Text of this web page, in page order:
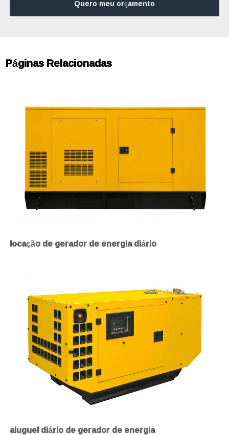
Quero meu orçamento
Páginas Relacionadas
locação de gerador de energia diário
aluguel diário de gerador de energia